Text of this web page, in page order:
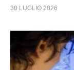
30 LUGLIO 2026